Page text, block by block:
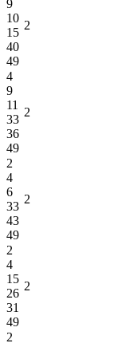
9
10
15
40
49
2
4
9
11
33
36
49
2
2
4
6
33
43
49
2
2
4
15
26
31
49
2
2